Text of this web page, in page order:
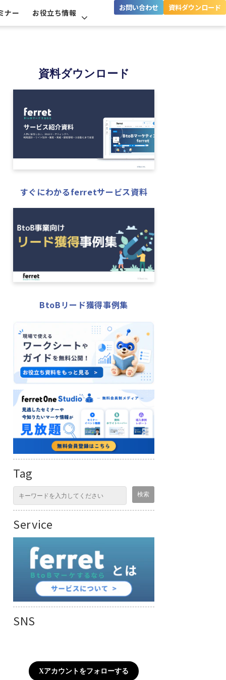
ナー お役立ち情報
お問い合わせ 資料ダウンロード
資料ダウンロード
すぐにわかるferretサービス資料
BtoBリード獲得事例集
Tag
Service
SNS
Xアカウントをフォローする